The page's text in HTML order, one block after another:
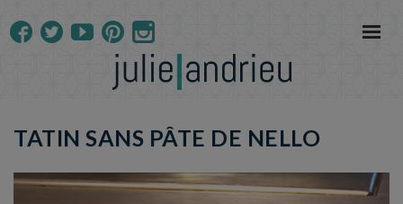
TATIN SANS PÂTE DE NELLO